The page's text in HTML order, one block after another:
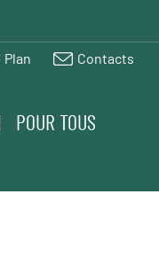
Plan Contacts
POUR TOUS